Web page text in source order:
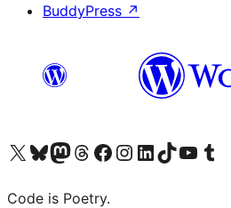
BuddyPress ↗
ຢ້ຽມຊົມບັນຊີ X (ຊື່ເກົ່າ Twitter) ຂອງພວກເຮົາຢ້ຽມຊົມບັນຊີ Bluesky ຂອງພວກເຮົາຢ້ຽມຊົມບັນຊີ Mastodon ຂອງພວກເຮົາຢ້ຽມຊົມບັນຊີ Threads ຂອງພວກເຮົາຢ້ຽມຊົມໜ້າ Facebook ຂອງພວກເຮົາຢ້ຽມຊົມບັນຊີ Instagram ຂອງພວກເຮົາຢ້ຽມຊົມບັນຊີ LinkedIn ຂອງພວກເຮົາຢ້ຽມຊົມບັນຊີ TikTok ຂອງພວກເຮົາຢ້ຽມຊົມຊ່ອງ YouTube ຂອງພວກເຮົາຢ້ຽມຊົມບັນຊີ Tumblr ຂອງພວກເຮົາ
Code is Poetry.